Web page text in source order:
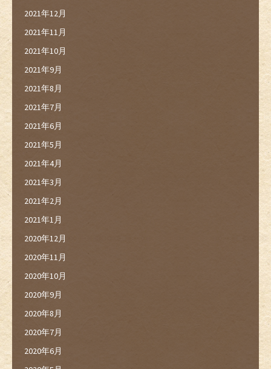
2021年12月
2021年11月
2021年10月
2021年9月
2021年8月
2021年7月
2021年6月
2021年5月
2021年4月
2021年3月
2021年2月
2021年1月
2020年12月
2020年11月
2020年10月
2020年9月
2020年8月
2020年7月
2020年6月